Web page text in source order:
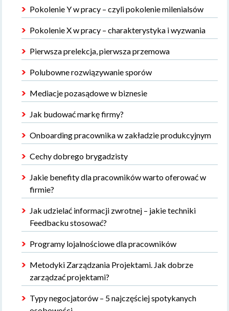
Pokolenie Y w pracy – czyli pokolenie milenialsów
Pokolenie X w pracy – charakterystyka i wyzwania
Pierwsza prelekcja, pierwsza przemowa
Polubowne rozwiązywanie sporów
Mediacje pozasądowe w biznesie
Jak budować markę firmy?
Onboarding pracownika w zakładzie produkcyjnym
Cechy dobrego brygadzisty
Jakie benefity dla pracowników warto oferować w
firmie?
Jak udzielać informacji zwrotnej – jakie techniki
Feedbacku stosować?
Programy lojalnościowe dla pracowników
Metodyki Zarządzania Projektami. Jak dobrze
zarządzać projektami?
Typy negocjatorów – 5 najczęściej spotykanych